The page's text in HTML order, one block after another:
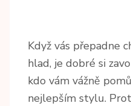
Když vás přepadne
hlad, je dobré si
kdo vám vážně
nejlepším stylu.